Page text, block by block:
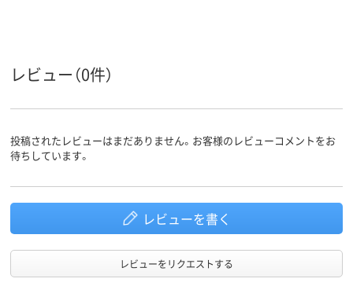
レビュー（0件）
投稿されたレビューはまだありません。お客様のレビューコメントをお
待ちしています。
レビューを書く
レビューをリクエストする